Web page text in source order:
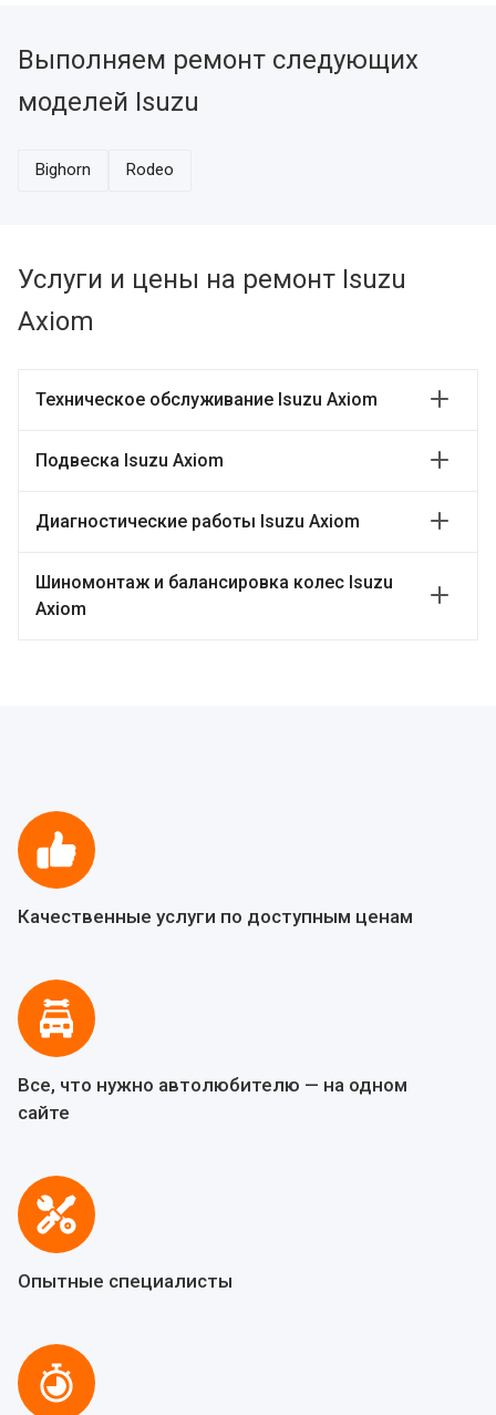
Выполняем ремонт следующих
моделей Isuzu
Bighorn Rodeo
Услуги и цены на ремонт Isuzu
Axiom
Техническое обслуживание Isuzu Axiom
Подвеска Isuzu Axiom
Диагностические работы Isuzu Axiom
Шиномонтаж и балансировка колес Isuzu
Axiom
Качественные услуги по доступным ценам
Все, что нужно автолюбителю — на одном
сайте
Опытные специалисты